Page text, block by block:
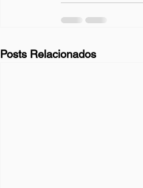
Posts Relacionados